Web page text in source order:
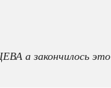
а закончилось это